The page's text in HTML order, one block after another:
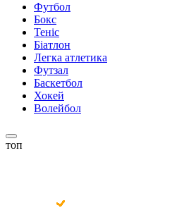
Футбол
Бокс
Теніс
Біатлон
Легка атлетика
Футзал
Баскетбол
Хокей
Волейбол
топ